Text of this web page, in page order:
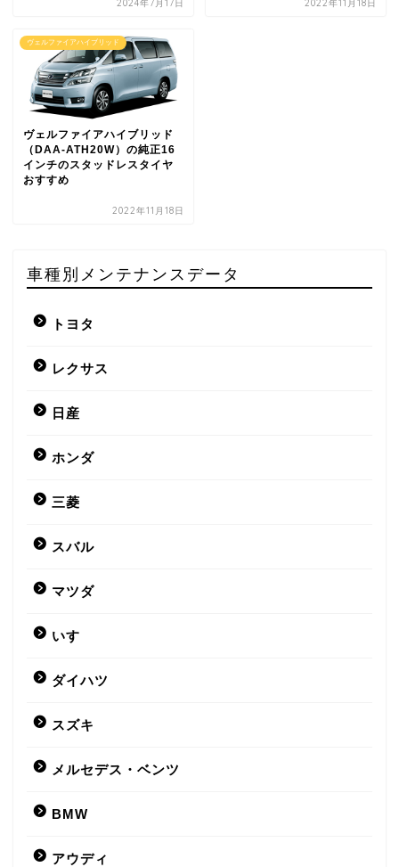
2024年7月17日 2022年11月18日
ヴェルファイアハイブリッド
ヴェルファイアハイブリッド
（DAA-ATH20W）の純正16
インチのスタッドレスタイヤ
おすすめ
2022年11月18日
車種別メンテナンスデータ
トヨタ
レクサス
日産
ホンダ
三菱
スバル
マツダ
いすゞ
ダイハツ
スズキ
メルセデス・ベンツ
BMW
アウディ